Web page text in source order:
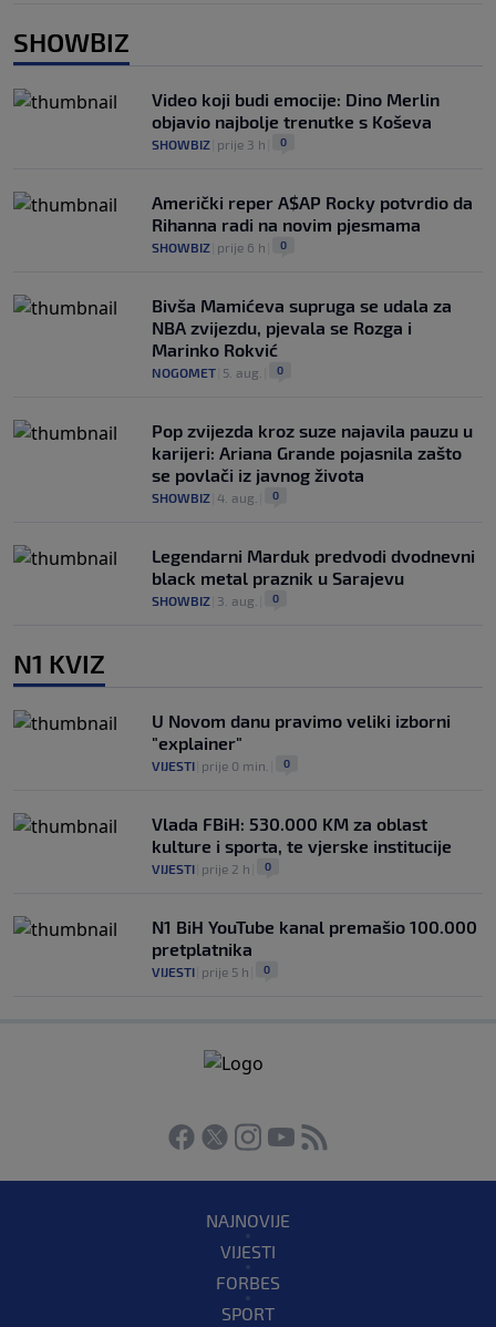
SHOWBIZ
Video koji budi emocije: Dino Merlin
objavio najbolje trenutke s Koševa
SHOWBIZ prije 3 h 0
Američki reper A$AP Rocky potvrdio da
Rihanna radi na novim pjesmama
SHOWBIZ prije 6 h 0
Bivša Mamićeva supruga se udala za
NBA zvijezdu, pjevala se Rozga i
Marinko Rokvić
NOGOMET 5. aug. 0
Pop zvijezda kroz suze najavila pauzu u
karijeri: Ariana Grande pojasnila zašto
se povlači iz javnog života
SHOWBIZ 4. aug. 0
Legendarni Marduk predvodi dvodnevni
black metal praznik u Sarajevu
SHOWBIZ 3. aug. 0
N1 KVIZ
U Novom danu pravimo veliki izborni
"explainer"
VIJESTI prije 0 min. 0
Vlada FBiH: 530.000 KM za oblast
kulture i sporta, te vjerske institucije
VIJESTI prije 2 h 0
N1 BiH YouTube kanal premašio 100.000
pretplatnika
VIJESTI prije 5 h 0
NAJNOVIJE
VIJESTI
FORBES
SPORT